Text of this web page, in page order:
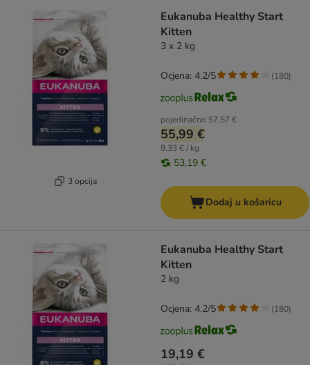
3 opcija
Eukanuba Healthy Start
Kitten
3 x 2 kg
pojedinačno 57,57 €
55,99 €
9,33 € / kg
53,19 €
Ocjena: 4.2/5 (180)
Dodaj u košaricu
Eukanuba Healthy Start
Kitten
2 kg
19,19 €
Ocjena: 4.2/5 (180)